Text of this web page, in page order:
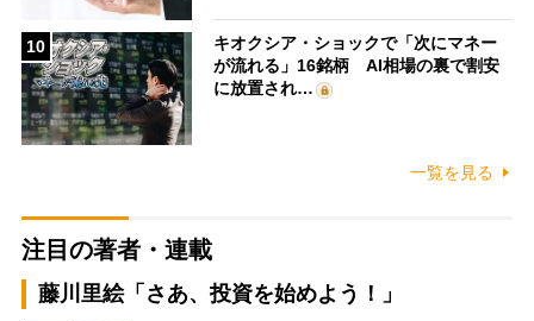
10
キオクシア・ショックで「次にマネー
が流れる」16銘柄 AI相場の裏で割安
に放置され…
一覧を見る
注目の著者・連載
藤川里絵「さあ、投資を始めよう！」